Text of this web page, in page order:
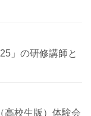
」の研修講師と
高校生版）体験会